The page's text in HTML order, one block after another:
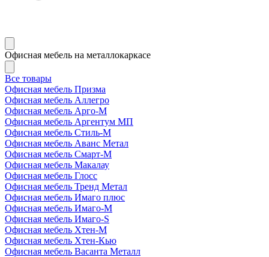
Офисная мебель на металлокаркасе
Все товары
Офисная мебель Призма
Офисная мебель Аллегро
Офисная мебель Арго-М
Офисная мебель Аргентум МП
Офисная мебель Стиль-М
Офисная мебель Аванс Метал
Офисная мебель Смарт-М
Офисная мебель Макалау
Офисная мебель Глосс
Офисная мебель Тренд Метал
Офисная мебель Имаго плюс
Офисная мебель Имаго-М
Офисная мебель Имаго-S
Офисная мебель Хтен-M
Офисная мебель Хтен-Кью
Офисная мебель Васанта Металл